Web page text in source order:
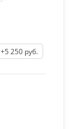
+5 250 руб.